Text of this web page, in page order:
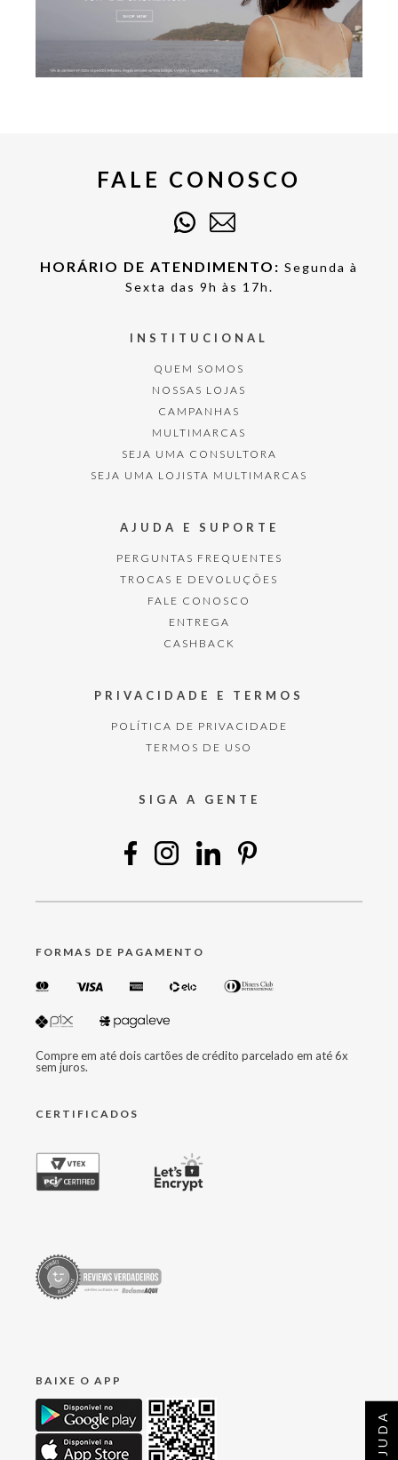
AJUDA
FALE CONOSCO
HORÁRIO DE ATENDIMENTO: Segunda à
Sexta das 9h às 17h.
INSTITUCIONAL
QUEM SOMOS
NOSSAS LOJAS
CAMPANHAS
MULTIMARCAS
SEJA UMA CONSULTORA
SEJA UMA LOJISTA MULTIMARCAS
AJUDA E SUPORTE
PERGUNTAS FREQUENTES
TROCAS E DEVOLUÇÕES
FALE CONOSCO
ENTREGA
CASHBACK
PRIVACIDADE E TERMOS
POLÍTICA DE PRIVACIDADE
TERMOS DE USO
SIGA A GENTE
FORMAS DE PAGAMENTO
Compre em até dois cartões de crédito parcelado em até 6x
sem juros.
CERTIFICADOS
BAIXE O APP